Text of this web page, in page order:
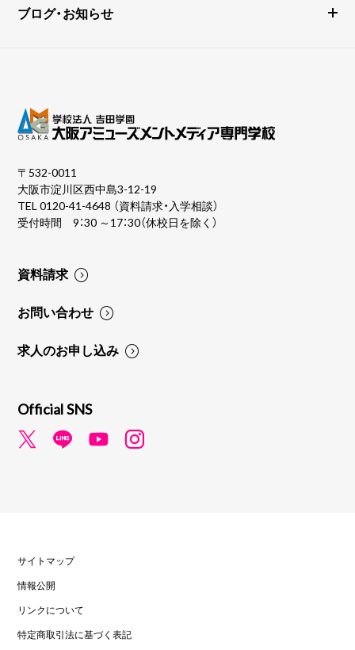
ブログ・お知らせ
〒532-0011
大阪市淀川区西中島3-12-19
TEL0120-41-4648 （資料請求・入学相談）
受付時間 9：30 ～17：30（休校日を除く）
資料請求
お問い合わせ
求人のお申し込み
Official SNS
サイトマップ
情報公開
リンクについて
特定商取引法に基づく表記